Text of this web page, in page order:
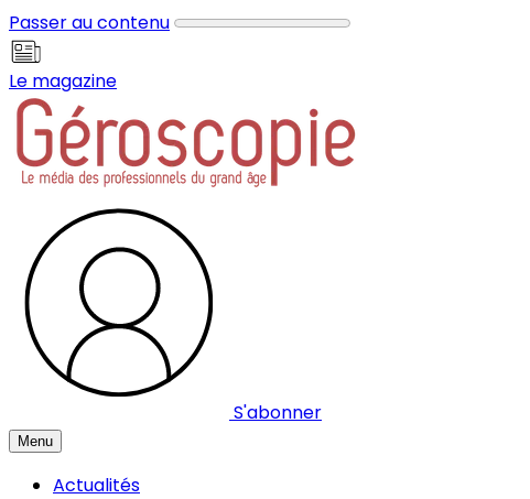
Passer au contenu
Le magazine
S'abonner
Menu
Actualités
Panneau de gestion des cookies